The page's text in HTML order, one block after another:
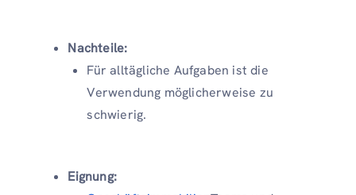
Nachteile:
Für alltägliche Aufgaben ist die
Verwendung möglicherweise zu
schwierig.
Eignung: